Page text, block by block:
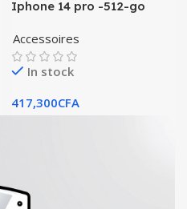
Iphone 14 pro -512-go
Accessoires
In stock
417,300CFA